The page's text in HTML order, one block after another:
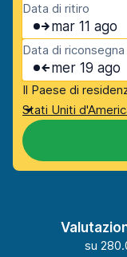
Data di ritiro
mar 11 ago
Data di riconsegna
mer 19 ago
Il Paese di
Stati Uniti
su